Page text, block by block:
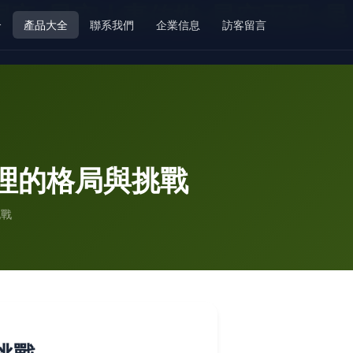
-星空人妻传媒-星空无码-星
產品大全 聯系我們 企業信息 訪客留言
的格局與挑戰